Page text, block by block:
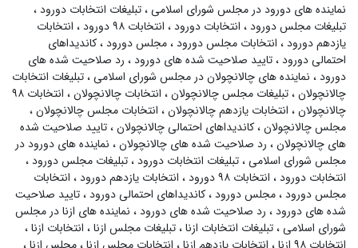
نماینده های دورود در مجلس شورای اسلامی،تبلیغات انتخابات دورود،
تبلیغات مجلس دورود، انتخابات دورود، انتخابات ۹۸ دورود ، انتخابات
یازدهم دورود، انتخابات مجلس دورود،مجلس دورود،کاندیداهای
احتمالی دورود،تایید صلاحیت شده های دورود، رد صلاحیت شده های
دورود، نماینده های چالانچولان در مجلس شورای اسلامی،تبلیغات انتخابات
چالانچولان،تبلیغات مجلس چالانچولان، انتخابات چالانچولان،
انتخابات ۹۸
چالانچولان، انتخابات یازدهم چالانچولان، انتخابات مجلس چالانچولان،
مجلس چالانچولان،کاندیداهای احتمالی چالانچولان،تایید صلاحیت شده
های چالانچولان، رد صلاحیت شده های چالانچولان، نماینده های دورود در
مجلس شورای اسلامی،تبلیغات انتخابات دورود،تبلیغات مجلس دورود،
انتخابات دورود، انتخابات ۹۸ دورود ، انتخابات یازدهم دورود، انتخابات
مجلس دورود،مجلس دورود،کاندیداهای احتمالی دورود،تایید صلاحیت
شده های دورود، رد صلاحیت شده های دورود، نماینده های ازنا در مجلس
شورای اسلامی،تبلیغات انتخابات ازنا،تبلیغات مجلس ازنا، انتخابات ازنا،